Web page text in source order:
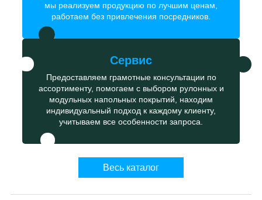
мы реализуем продукцию по лучшим ценам,
работаем без привлечения посредников.
Сервис
Предоставляем грамотные консультации по
ассортименту, помогаем с выбором рулонных и
модульных напольных покрытий, находим
индивидуальный подход к каждому клиенту,
учитываем все особенности запроса.
Весь каталог